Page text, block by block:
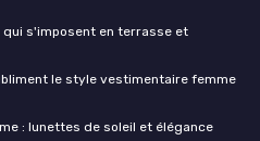
s'imposent en terrasse et
le style vestimentaire femme
: lunettes de soleil et élégance